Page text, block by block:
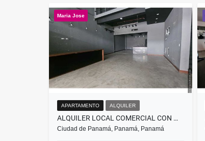
Alquiler
US$1,700
Maria Jose
APARTAMENTO ALQUILER
ALQUILER LOCAL COMERCIAL CON MEZZANINE SAN FRANCISCO (MR)
Ciudad de Panamá, Panamá, Panamá